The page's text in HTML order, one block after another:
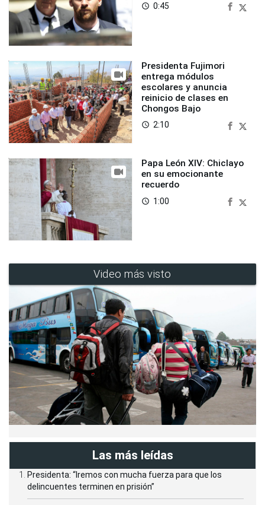
access_time 0:45
Presidenta Fujimori
entrega módulos
escolares y anuncia
reinicio de clases en
Chongos Bajo
access_time 2:10
Papa León XIV: Chiclayo
en su emocionante
recuerdo
access_time 1:00
Video más visto
Las más leídas
Presidenta: “Iremos con mucha fuerza para que los
delincuentes terminen en prisión”